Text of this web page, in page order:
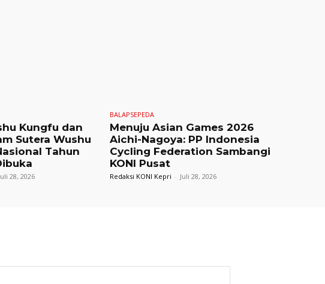
Kungfu dan
Sutera Wushu
Tahun
28, 2026
BALAPSEPEDA
Menuju Asian Games 2026
Aichi-Nagoya: PP Indonesia
Cycling Federation Sambangi
KONI Pusat
Redaksi KONI Kepri - Juli 28, 2026